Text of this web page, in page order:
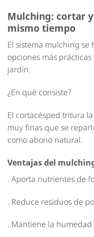
Mulching: cortar
mismo tiempo
El sistema mulching
opciones más
jardín.
¿En qué consiste?
El cortacésped tritura
muy finas que se
como abono natural.
Ventajas del
. Aporta nutrientes de
. Reduce residuos de
. Mantiene la